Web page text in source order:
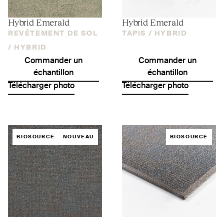
Hybrid Emerald
REVÊTEMENT DE SOL
/
HYBRID
Commander un
échantillon
Télécharger photo
Hybrid Emerald
TAPIS / HYBRID
Commander un
échantillon
Télécharger photo
BIOSOURCÉ NOUVEAU BIOSOURCÉ